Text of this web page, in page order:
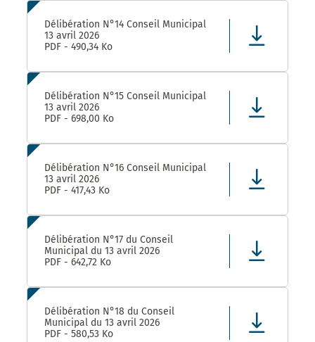
Délibération N°14 Conseil Municipal
13 avril 2026
PDF - 490,34 Ko
Délibération N°15 Conseil Municipal
13 avril 2026
PDF - 698,00 Ko
Délibération N°16 Conseil Municipal
13 avril 2026
PDF - 417,43 Ko
Délibération N°17 du Conseil
Municipal du 13 avril 2026
PDF - 642,72 Ko
Délibération N°18 du Conseil
Municipal du 13 avril 2026
PDF - 580,53 Ko